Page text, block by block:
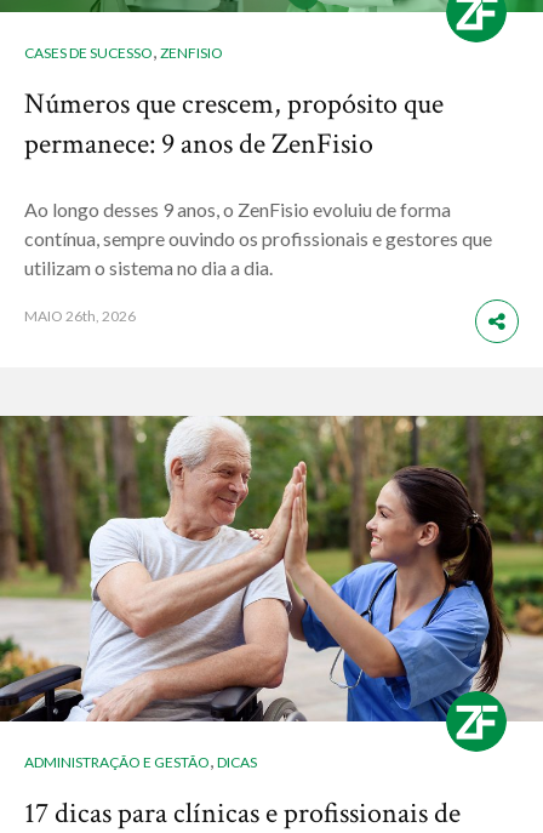
CASES DE SUCESSO, ZENFISIO
Números que crescem, propósito que
permanece: 9 anos de ZenFisio
Ao longo desses 9 anos, o ZenFisio evoluiu de forma
contínua, sempre ouvindo os profissionais e gestores que
utilizam o sistema no dia a dia.
MAIO 26th, 2026
ADMINISTRAÇÃO E GESTÃO, DICAS
17 dicas para clínicas e profissionais de